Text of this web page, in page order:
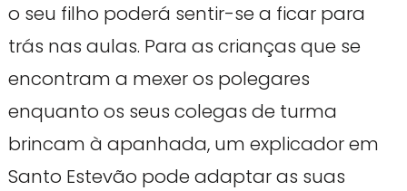
o seu filho poderá sentir-se a ficar para
trás nas aulas. Para as crianças que se
encontram a mexer os polegares
enquanto os seus colegas de turma
brincam à apanhada, um explicador em
Santo Estevão pode adaptar as suas